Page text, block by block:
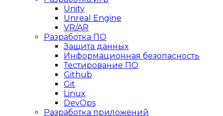
Unity
Unreal Engine
VR/AR
Разработка ПО
Защита данных
Информационная безопасность
Тестирование ПО
Github
Git
Linux
DevOps
Разработка приложений